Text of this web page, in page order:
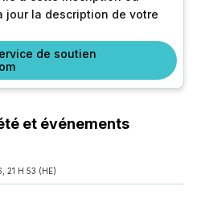
jour la description de votre
de soutien
et événements
21 H 53 (HE)